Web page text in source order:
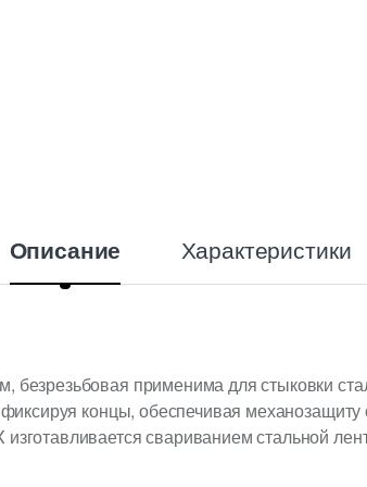
Описание Характеристики
применима для стыковки
концы, обеспечивая
свариванием стальной